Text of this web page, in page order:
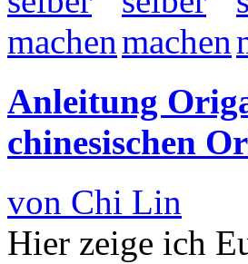
Anleitung
chinesischen
von Chi Lin
Hier zeige ich